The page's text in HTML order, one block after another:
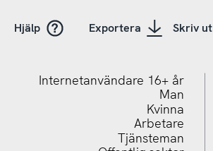
Hjälp Exportera Skriv ut
Tjänsteman
Arbetare
Kvinna
Man
Internetanvändare 16+ år